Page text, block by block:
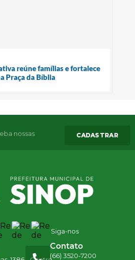
reúne famílias e fortalece
Praça da Bíblia
nossas
CADASTRAR
Siga-nos
Contato
(66) 3520-7200